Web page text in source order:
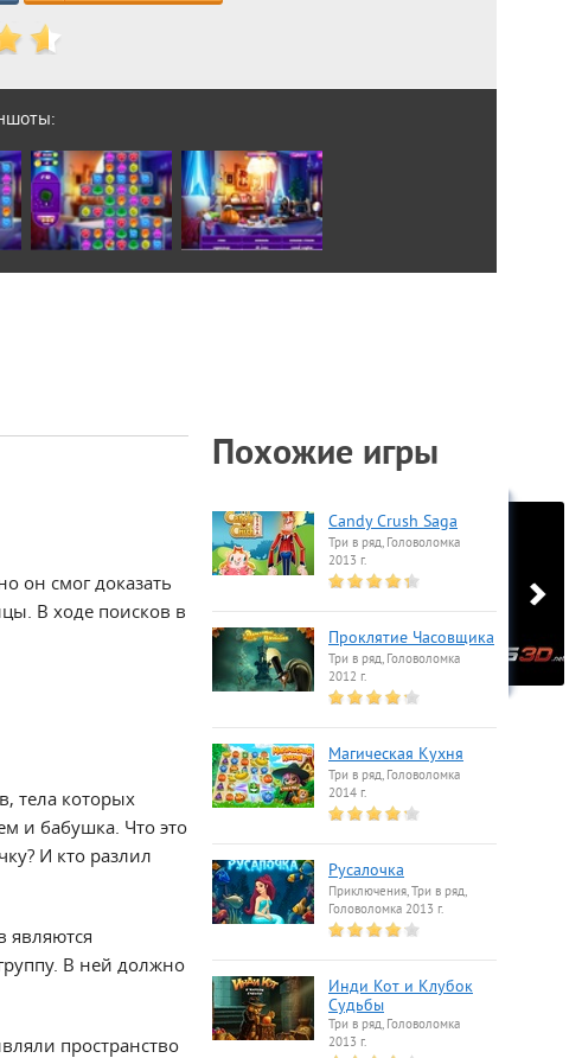
он смог доказать
В ходе поисков в
тела которых
и бабушка. Что это
И кто разлил
являются
В ней должно
пространство
Похожие игры
Candy Crush Saga
Три в ряд, Головоломка
2013 г.
Проклятие Часовщика
Три в ряд, Головоломка
2012 г.
Магическая Кухня
Три в ряд, Головоломка
2014 г.
Русалочка
Приключения, Три в ряд,
Головоломка 2013 г.
Инди Кот и Клубок
Судьбы
Три в ряд, Головоломка
2013 г.